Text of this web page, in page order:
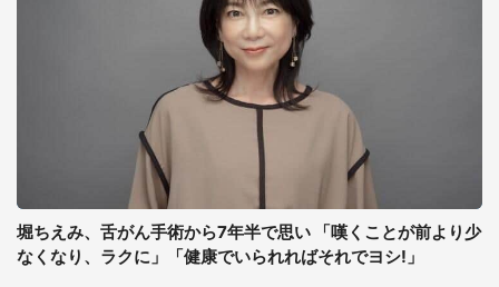
堀ちえみ、舌がん手術から7年半で思い 「嘆くことが前より少
なくなり、ラクに」「健康でいられればそれでヨシ!」